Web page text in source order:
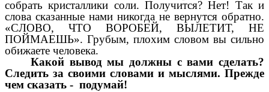
собрать кристаллики соли. Получится? Нет! Так и
слова сказанные нами никогда не вернутся обратно.
«СЛОВО, ЧТО ВОРОБЕЙ, ВЫЛЕТИТ, НЕ
ПОЙМАЕШЬ». Грубым, плохим словом вы сильно
обижаете человека.
Какой вывод мы должны с вами сделать?
Следить за своими словами и мыслями. Прежде
чем сказать - подумай!